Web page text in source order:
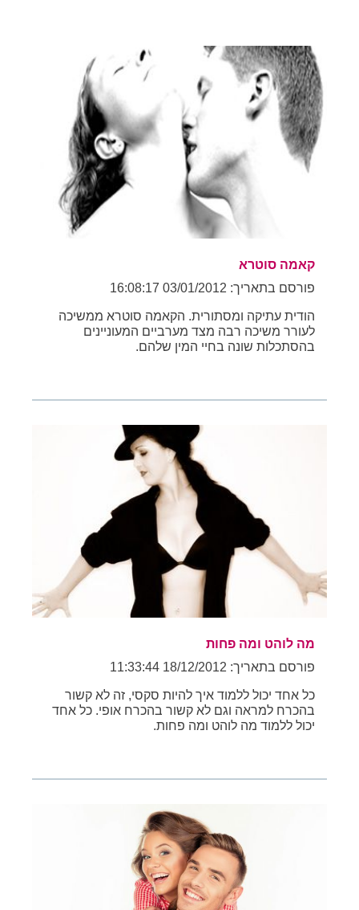
קאמה סוטרא
פורסם בתאריך: 03/01/2012 16:08:17
הודית עתיקה ומסתורית. הקאמה סוטרא ממשיכה
לעורר משיכה רבה מצד מערביים המעוניינים
בהסתכלות שונה בחיי המין שלהם.
מה לוהט ומה פחות
פורסם בתאריך: 18/12/2012 11:33:44
כל אחד יכול ללמוד איך להיות סקסי, זה לא קשור
בהכרח למראה וגם לא קשור בהכרח אופי. כל אחד
יכול ללמוד מה לוהט ומה פחות.